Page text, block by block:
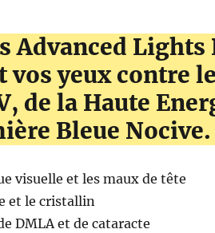
Advanced
vos yeux contre
de la Haute
Bleue Nocive.
visuelle et les maux de tête
et le cristallin
DMLA et de cataracte